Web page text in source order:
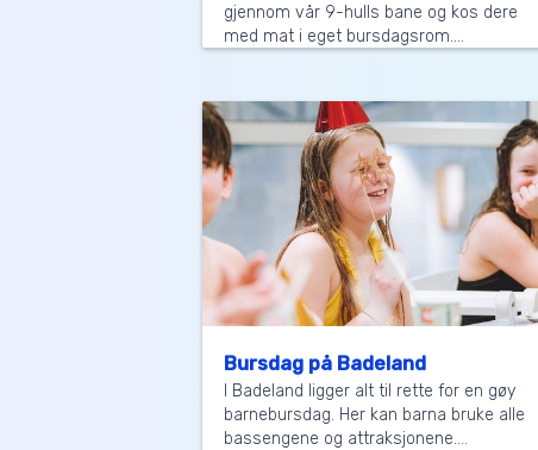
gjennom vår 9-hulls bane og kos dere
med mat i eget bursdagsrom....
Bursdag på Badeland
I Badeland ligger alt til rette for en gøy
barnebursdag. Her kan barna bruke alle
bassengene og attraksjonene....